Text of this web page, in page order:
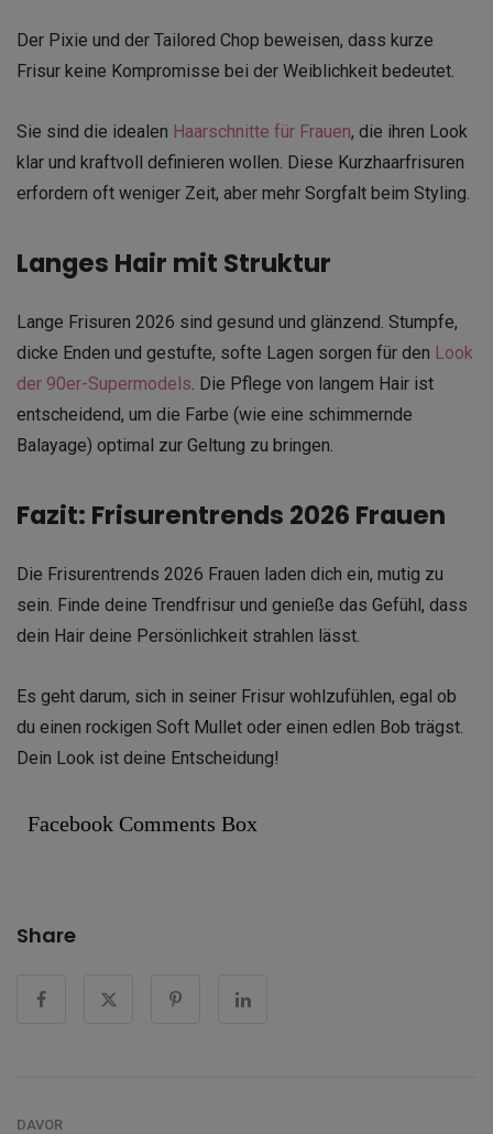
Der Pixie und der Tailored Chop beweisen, dass kurze
Frisur keine Kompromisse bei der Weiblichkeit bedeutet.
Sie sind die idealen Haarschnitte für Frauen, die ihren Look
klar und kraftvoll definieren wollen. Diese Kurzhaarfrisuren
erfordern oft weniger Zeit, aber mehr Sorgfalt beim Styling.
Langes Hair mit Struktur
Lange Frisuren 2026 sind gesund und glänzend. Stumpfe,
dicke Enden und gestufte, softe Lagen sorgen für den Look
der 90er-Supermodels. Die Pflege von langem Hair ist
entscheidend, um die Farbe (wie eine schimmernde
Balayage) optimal zur Geltung zu bringen.
Fazit: Frisurentrends 2026 Frauen
Die Frisurentrends 2026 Frauen laden dich ein, mutig zu
sein. Finde deine Trendfrisur und genieße das Gefühl, dass
dein Hair deine Persönlichkeit strahlen lässt.
Es geht darum, sich in seiner Frisur wohlzufühlen, egal ob
du einen rockigen Soft Mullet oder einen edlen Bob trägst.
Dein Look ist deine Entscheidung!
Facebook Comments Box
Share
DAVOR